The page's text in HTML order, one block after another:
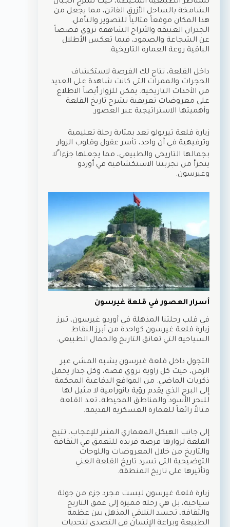
للمناظر الطبيعية المحيطة، حيث تمتزج الجبال
الشامخة بالساحل الأزرق الفاتن، مما يجعل من
هذا المكان موقعاً مثالياً للتصوير والتأمل.
الجدران العتيقة والأبراج الشاهقة تروي قصصاً
عن الشجاعة والصمود، فيما تعكس الأطلال
الباقية روعة العمارة التاريخية.
داخل القلعة، تتاح لك الفرصة لاستكشاف
الحجرات والممرات التي كانت شاهدة على العديد
من الأحداث التاريخية. يمكن للزوار أيضاً الاطلاع
على معروضات تعريفية تشرح تاريخ القلعة
وأهميتها الاستراتيجية عبر العصور.
زيارة قلعة تيربولو تعد بمثابة رحلة تعليمية
وترفيهية في آن واحد، تأسر عقول وقلوب الزوار
بجمالها التاريخي والطبيعي، مما يجعلها جزءا ًلا
يتجزأ من تجربتنا الاستكشافية في أوردو
وغيرسون.
أسرار العصور في قلعة غيرسون
في قلب رحلتنا المذهلة في أوردو غيرسون، تبرز
زيارة قلعة غيرسون كواحدة من أبرز النقاط
السياحية التي تعانق التاريخ والجمال الطبيعي.
التجول داخل قلعة غيرسون يشبه المشي عبر
الزمن، حيث كل زاوية تروي قصة، وكل جدار يحمل
ذكريات الماضي. من المواقع الدفاعية المحكمة
إلى البرج الذي يقدم رؤية بانورامية لا مثيل لها
للبحر الأسود والمناطق المحيطة، تعد القلعة
مثالاً رائعاً للعمارة العسكرية القديمة.
إلى جانب الهيكل المعماري المثير للإعجاب، تتيح
القلعة لزوارها فرصة فريدة للتعمق في الثقافة
والتاريخ من خلال المعروضات واللوحات
التوضيحية التي تسرد تاريخ القلعة الغني
وتأثيرها على تاريخ المنطقة.
زيارة قلعة غيرسون ليست مجرد جزء من جولة
سياحية، بل هي رحلة مميزة إلى عمق التاريخ
والثقافة، تجسد التلاقي المذهل بين عظمة
الطبيعة وبراعة الإنسان في التصدي لتحديات